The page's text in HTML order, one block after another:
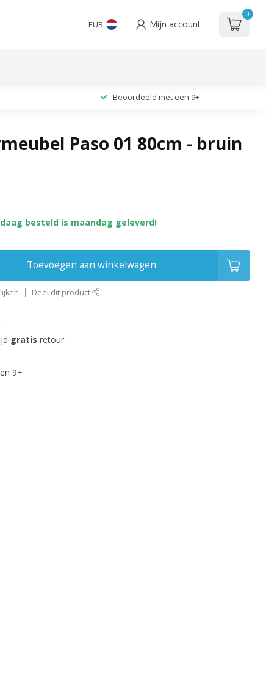
EUR Mijn account
0
Beoordeeld met een 9+
Paso 01 80cm - bruin
besteld is maandag geleverd!
Toevoegen aan winkelwagen
Deel dit product
gratis retour
9+